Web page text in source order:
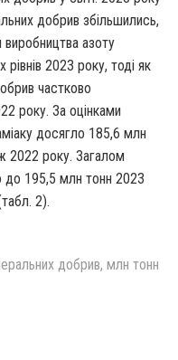
добрив збільшились,
виробництва азоту
2023 року, тоді як
частково
року. За оцінками
досягло 185,6 млн
2022 року. Загалом
до 195,5 млн тонн 2023
2).
добрив, млн тонн